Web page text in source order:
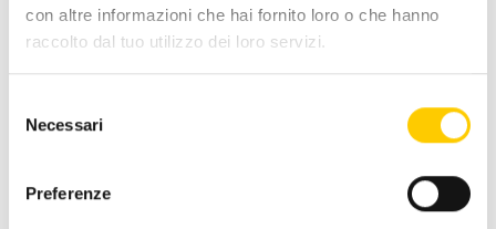
con altre informazioni che hai fornito loro o che hanno
raccolto dal tuo utilizzo dei loro servizi.
delNecessari
Preferenze
MA perché è importante garantire l’accesso al
contante e quali sono le sue funzioni?
detenere denaro contante
non richiede l’intervento di intermediari
come accade, al contrario, per i mezzi di